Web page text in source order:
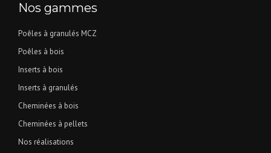
Nos gammes
Poêles à granulés MCZ
Poêles à bois
Inserts à bois
Inserts à granulés
Cheminées à bois
Cheminées à pellets
Nos réalisations